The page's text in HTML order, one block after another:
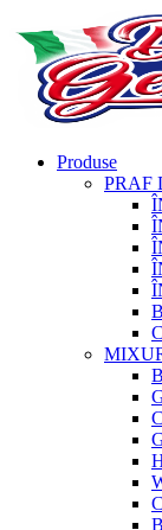
Produse
PRAF